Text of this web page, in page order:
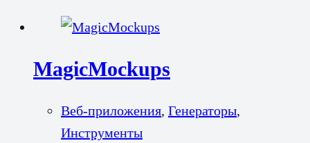
MagicMockups
Веб-приложения, Генераторы,
Инструменты